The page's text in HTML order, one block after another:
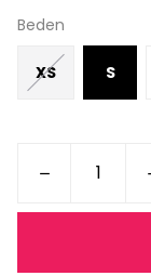
Beden
XS S